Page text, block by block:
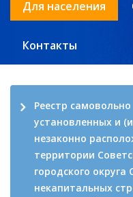
Для населения
Контакты
Реестр самовольно
установленных и
незаконно
территории
городского округа
некапитальных